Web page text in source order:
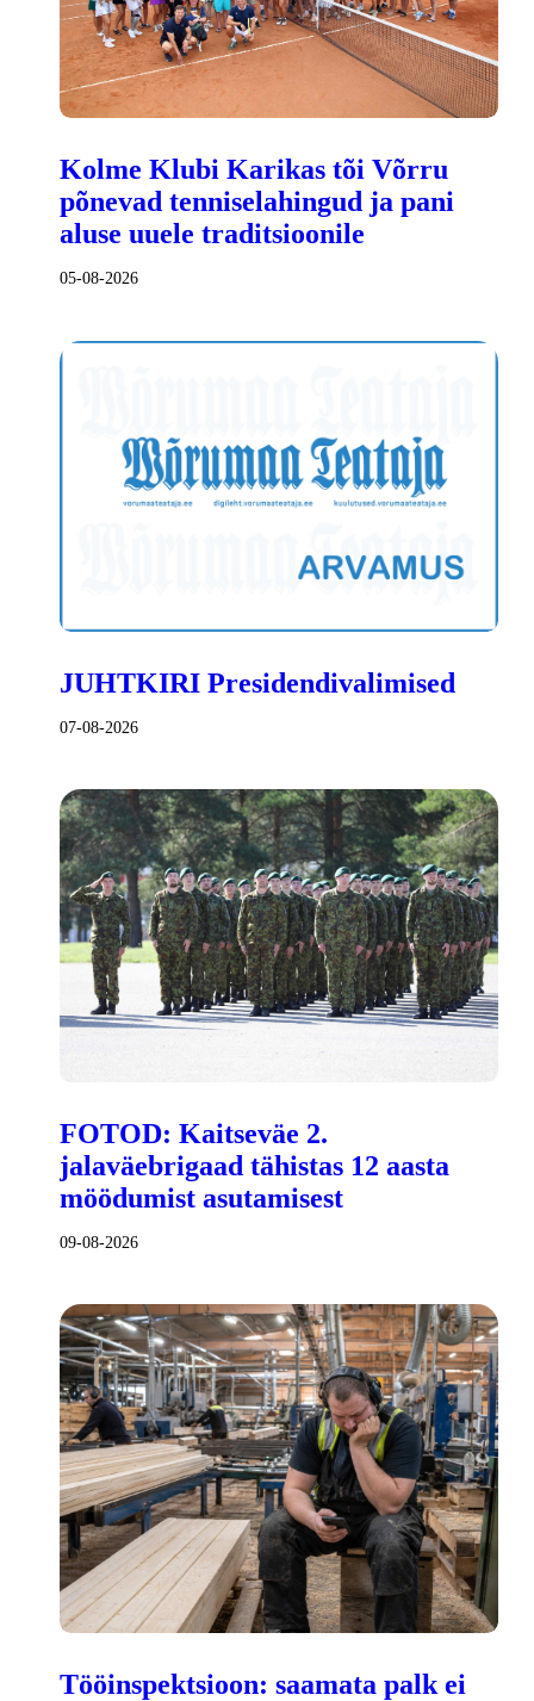
Kolme Klubi Karikas tõi Võrru
põnevad tenniselahingud ja pani
aluse uuele traditsioonile
05-08-2026
JUHTKIRI Presidendivalimised
07-08-2026
FOTOD: Kaitseväe 2.
jalaväebrigaad tähistas 12 aasta
möödumist asutamisest
09-08-2026
Tööinspektsioon: saamata palk ei